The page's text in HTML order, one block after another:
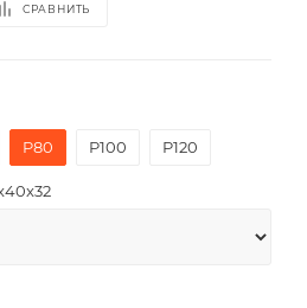
СРАВНИТЬ
P80 P100 P120